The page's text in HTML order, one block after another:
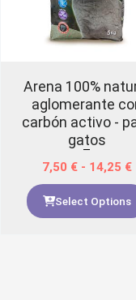
Arena 100%
aglomerante
carbón activo -
gatos
7,50 €- 14,25 €
Select Options